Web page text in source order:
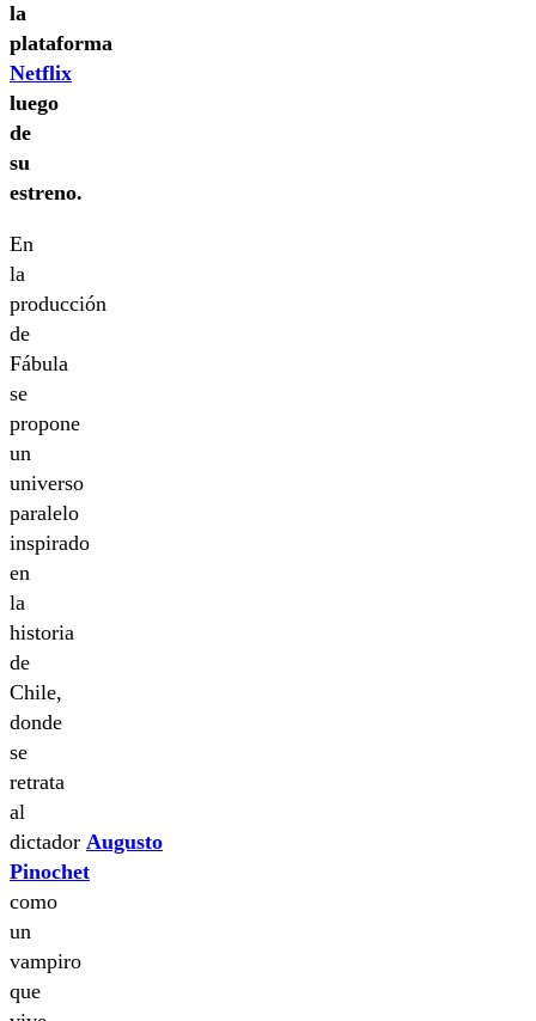
la
plataforma
Netflix
luego
de
su
estreno.
En
la
producción
de
Fábula
se
propone
un
universo
paralelo
inspirado
en
la
historia
de
Chile,
donde
se
retrata
al
dictador Augusto
Pinochet
como
un
vampiro
que